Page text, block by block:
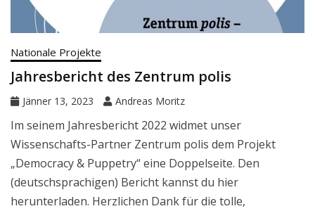
Nationale Projekte
Jahresbericht des Zentrum polis
Jänner 13, 2023 Andreas Moritz
Im seinem Jahresbericht 2022 widmet unser
Wissenschafts-Partner Zentrum polis dem Projekt
„Democracy & Puppetry“ eine Doppelseite. Den
(deutschsprachigen) Bericht kannst du hier
herunterladen. Herzlichen Dank für die tolle,